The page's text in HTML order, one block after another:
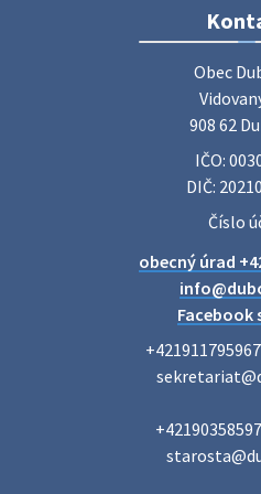
Zájazd do Veľkého Medera
Základná organizácia Únie žien
srdečne pozýva svoje členky,
priateľov na jednodňový
Poradne komplexnej
diskrétne komplexné odborné
odborníkov Vám pomôžte
oblastiach: právo rodina a v…
Voľby do orgánov
Obec
908 62
IČO:
DIČ:
Číslo
obecný úrad
Facebook